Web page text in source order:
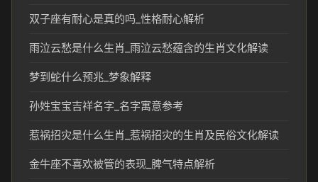
双子座有耐心是真的吗_性格耐心解析
雨泣云愁是什么生肖_雨泣云愁蕴含的生肖文化解读
梦到蛇什么预兆_梦象解释
孙姓宝宝吉祥名字_名字寓意参考
惹祸招灾是什么生肖_惹祸招灾的生肖及民俗文化解读
金牛座不喜欢被管的表现_脾气特点解析